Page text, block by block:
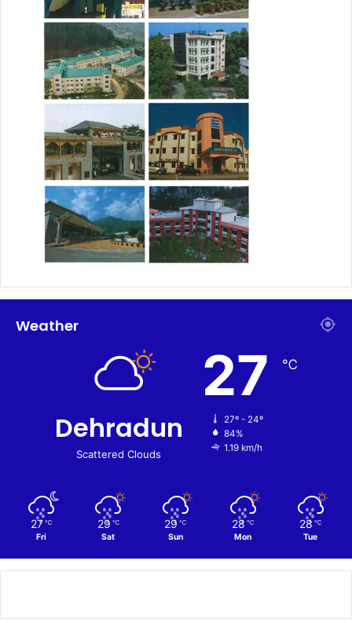
Weather
Dehradun
Scattered Clouds
27 ℃
27º - 24º
84%
1.19 km/h
27 ℃
Fri
29 ℃
Sat
29 ℃
Sun
28 ℃
Mon
28 ℃
Tue